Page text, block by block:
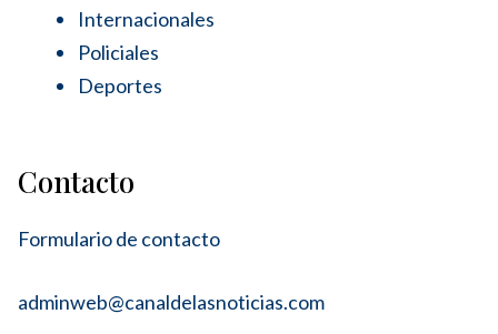
Internacionales
Policiales
Deportes
Contacto
Formulario de contacto
adminweb@canaldelasnoticias.com